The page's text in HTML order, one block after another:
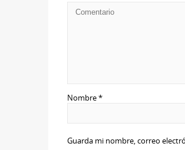
Nombre*
Guarda mi nombre, correo